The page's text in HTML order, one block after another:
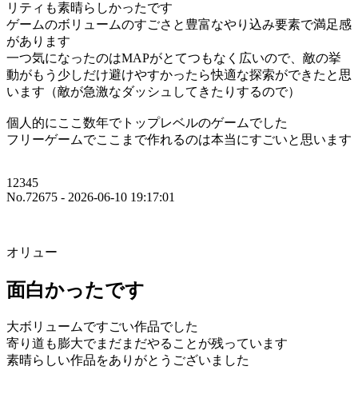
リティも素晴らしかったです
ゲームのボリュームのすごさと豊富なやり込み要素で満足感
があります
一つ気になったのはMAPがとてつもなく広いので、敵の挙
動がもう少しだけ避けやすかったら快適な探索ができたと思
います（敵が急激なダッシュしてきたりするので）
個人的にここ数年でトップレベルのゲームでした
フリーゲームでここまで作れるのは本当にすごいと思います
12345
No.72675 - 2026-06-10 19:17:01
オリュー
面白かったです
大ボリュームですごい作品でした
寄り道も膨大でまだまだやることが残っています
素晴らしい作品をありがとうございました